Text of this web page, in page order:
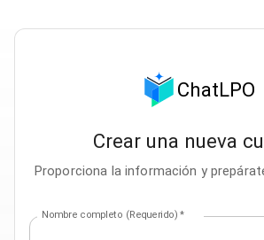
ChatLPO
Crear una nueva
Proporciona la información y
Nombre completo (Requerido) *